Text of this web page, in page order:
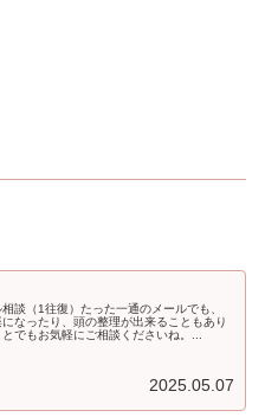
談（1往復）たった一通のメールでも、
なったり、頭の整理が出来ることもあり
でもお気軽にご相談くださいね。...
2025.05.07